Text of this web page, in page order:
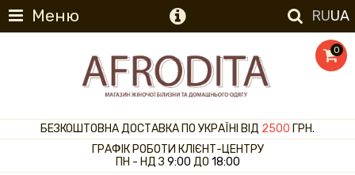
Меню RUUA
0
БЕЗКОШТОВНА ДОСТАВКА ПО УКРАЇНІ ВІД 2500 ГРН.
ГРАФІК РОБОТИ КЛІЄНТ-ЦЕНТРУ
ПН - НД З 9:00 ДО 18:00